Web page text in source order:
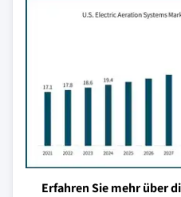
Erfahren Sie mehr über